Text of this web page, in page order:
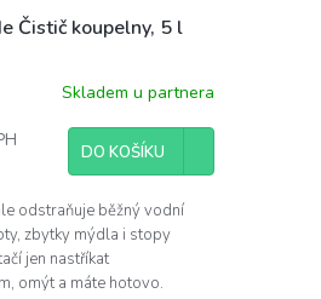
Čistič koupelny, 5 l
Skladem u partnera
DO KOŠÍKU
odstraňuje běžný vodní
zbytky mýdla i stopy
jen nastříkat
omýt a máte hotovo.